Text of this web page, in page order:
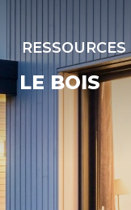
RESSOURCES
LE BOIS